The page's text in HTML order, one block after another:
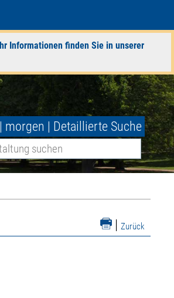
Informationen finden Sie in unserer
| morgen | Detaillierte Suche
| Zurück